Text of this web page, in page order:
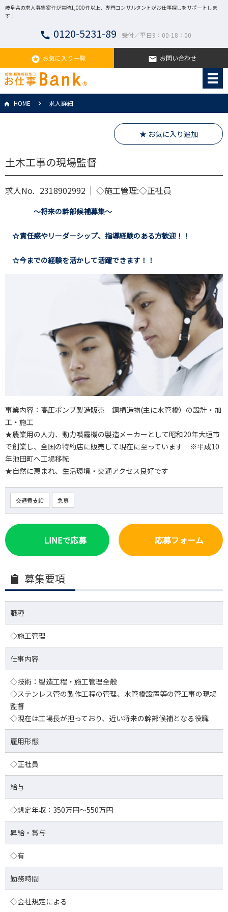
岐阜県の求人募集案件が常時1,000件以上、専門コンサルタントがお仕事探しをサポートしま
す！
call 0120-5231-89 受付／平日9：00-18：00
stars お気に入り一覧 email お問い合わせ
HOME 求人詳細
★ お気に入り追加
土木工事の現場監督
求人No. 2318902992 ◇施工管理:◇正社員
～将来の幹部候補募集～
☆責任感やリーダーシップ、指導経験のある方歓迎！！
☆今までの経験を活かして活躍できます！！
事業内容：高圧ポンプ製造販売 鋼構造物(主に水管橋）の設計・加
工・施工
★農業用の人力、動力噴霧機の製造メーカーとして昭和20年大垣市
で創業し、全国の特約店に販売して現在に至っています ※平成10
年池田町へ工場移転
★自然に恵まれ、生活環境・交通アクセス良好です
交通費支給 急募
LINEで応募 応募フォーム
募集要項
職種
◇施工管理
仕事内容
◇技術：製造工程・施工管理全般
◇ステンレス管の製作工程の管理、水管橋設置等の管工事の現場
監督
◇現在は工場長が担っており、近い将来の幹部候補となる役職
雇用形態
◇正社員
給与
◇想定年収：350万円～550万円
昇給・賞与
◇有
勤務時間
◇会社規定による